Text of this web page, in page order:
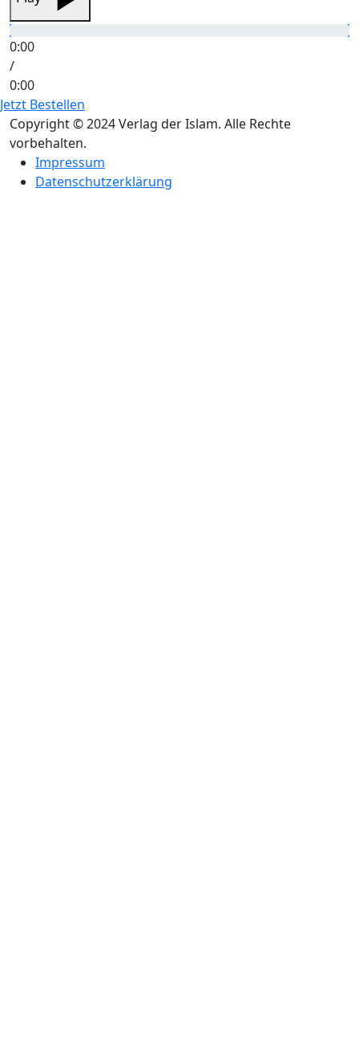
0:00
/
0:00
Jetzt Bestellen
Copyright © 2024 Verlag der Islam. Alle Rechte
vorbehalten.
Impressum
Datenschutzerklärung